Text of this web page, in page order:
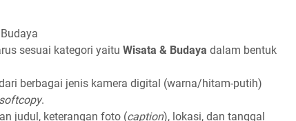
sesuai kategori yaitu Wisata & Budaya dalam bentuk
berbagai jenis kamera digital (warna/hitam-putih)
softcopy.
judul, keterangan foto (caption), lokasi, dan tanggal